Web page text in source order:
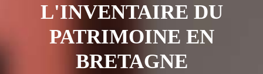
L'INVENTAIRE DU
PATRIMOINE EN
BRETAGNE